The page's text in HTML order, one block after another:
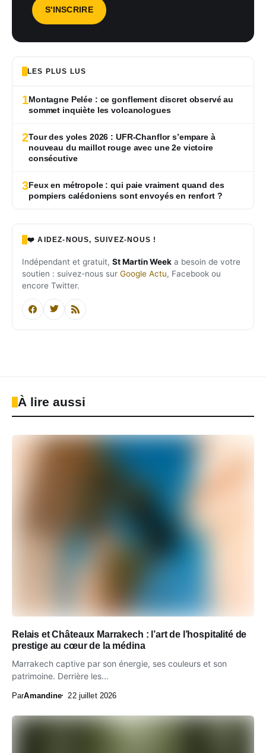
LES PLUS LUS
1Montagne Pelée : ce gonflement discret observé au
sommet inquiète les volcanologues
2Tour des yoles 2026 : UFR-Chanflor s’empare à
nouveau du maillot rouge avec une 2e victoire
consécutive
3Feux en métropole : qui paie vraiment quand des
pompiers calédoniens sont envoyés en renfort ?
❤️ AIDEZ-NOUS, SUIVEZ-NOUS !
Indépendant et gratuit, St Martin Week a besoin de votre
soutien : suivez-nous sur Google Actu, Facebook ou
encore Twitter.
À lire aussi
Relais et Châteaux Marrakech : l’art de l’hospitalité de
prestige au cœur de la médina
Marrakech captive par son énergie, ses couleurs et son
patrimoine. Derrière les...
ParAmandine 22 juillet 2026